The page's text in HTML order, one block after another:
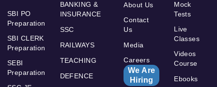
SBI PO
Preparation
SBI CLERK
Preparation
SEBI
Preparation
BANKING &
INSURANCE
SSC
RAILWAYS
TEACHING
DEFENCE
About Us
Contact
Us
Media
Careers
We Are
Hiring
Mock
Tests
Live
Classes
Videos
Course
Ebooks